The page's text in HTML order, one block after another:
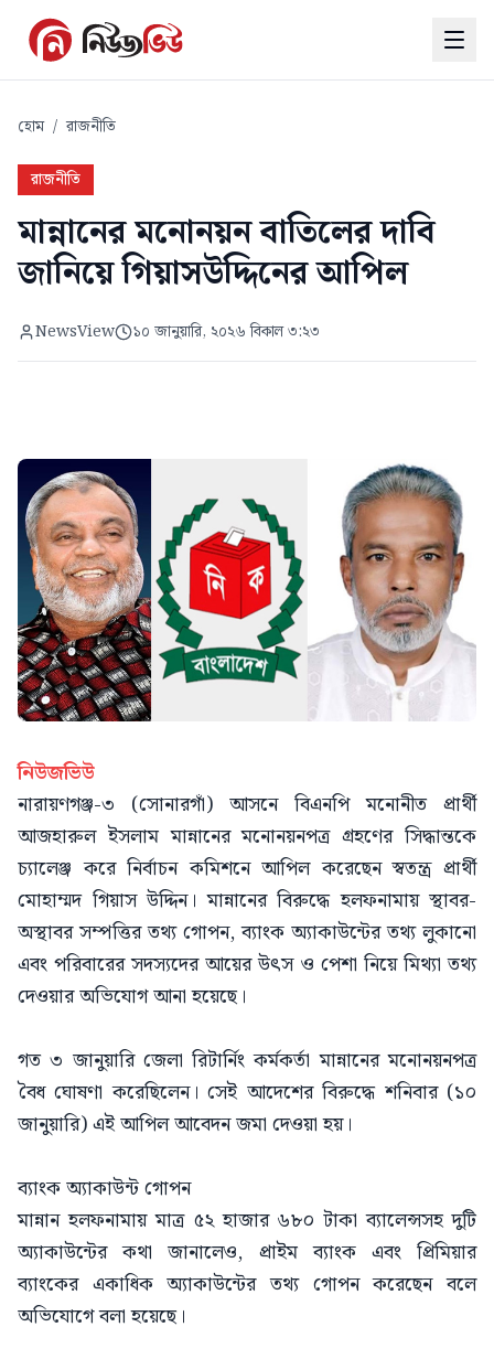
হোম / রাজনীতি
রাজনীতি
মান্নানের মনোনয়ন বাতিলের দাবি
জানিয়ে গিয়াসউদ্দিনের আপিল
NewsView ১০ জানুয়ারি, ২০২৬ বিকাল ৩:২৩
নিউজভিউ
নারায়ণগঞ্জ-৩ (সোনারগাঁ) আসনে বিএনপি মনোনীত প্রার্থী
আজহারুল ইসলাম মান্নানের মনোনয়নপত্র গ্রহণের সিদ্ধান্তকে
চ্যালেঞ্জ করে নির্বাচন কমিশনে আপিল করেছেন স্বতন্ত্র প্রার্থী
মোহাম্মদ গিয়াস উদ্দিন। মান্নানের বিরুদ্ধে হলফনামায় স্থাবর-
অস্থাবর সম্পত্তির তথ্য গোপন, ব্যাংক অ্যাকাউন্টের তথ্য লুকানো
এবং পরিবারের সদস্যদের আয়ের উৎস ও পেশা নিয়ে মিথ্যা তথ্য
দেওয়ার অভিযোগ আনা হয়েছে।
গত ৩ জানুয়ারি জেলা রিটার্নিং কর্মকর্তা মান্নানের মনোনয়নপত্র
বৈধ ঘোষণা করেছিলেন। সেই আদেশের বিরুদ্ধে শনিবার (১০
জানুয়ারি) এই আপিল আবেদন জমা দেওয়া হয়।
ব্যাংক অ্যাকাউন্ট গোপন
মান্নান হলফনামায় মাত্র ৫২ হাজার ৬৮০ টাকা ব্যালেন্সসহ দুটি
অ্যাকাউন্টের কথা জানালেও, প্রাইম ব্যাংক এবং প্রিমিয়ার
ব্যাংকের একাধিক অ্যাকাউন্টের তথ্য গোপন করেছেন বলে
অভিযোগে বলা হয়েছে।